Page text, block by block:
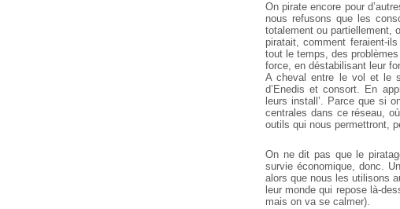
On pirate encore pour
nous refusons que les
totalement ou partiellement,
piratait, comment feraient-
tout le temps, des
force, en déstabilisant leur
A cheval entre le vol et le
d’Enedis et consort. En
leurs install’. Parce que si
centrales dans ce réseau,
outils qui nous permettront,
On ne dit pas que le
survie économique, donc.
alors que nous les utilisons
leur monde qui repose là-
mais on va se calmer).